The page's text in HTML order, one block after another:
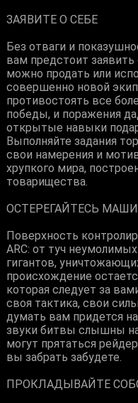
ЗАЯВИТЕ О СЕБЕ
Без отваги и
вам предстоит
можно продать или
совершенно новой
противостоять все
победы, и поражения
открытые навыки
Выполняйте задания
свои намерения и
хрупкого мира,
товарищества.
ОСТЕРЕГАЙТЕСЬ
Поверхность
ARC: от туч
гигантов,
происхождение
которая следует за
своя тактика, свои
думать вам придется
звуки битвы слышны на
могут прятаться
вы забрать забудете.
ПРОКЛАДЫВАЙТЕ